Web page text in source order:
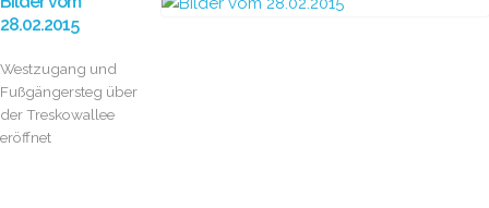
28.02.2015
Westzugang und
Fußgängersteg über
der Treskowallee
eröffnet